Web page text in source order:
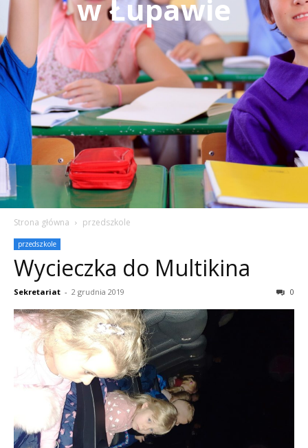
w Łupawie
Strona główna przedszkole
przedszkole
Wycieczka do Multikina
Sekretariat - 2 grudnia 2019 0